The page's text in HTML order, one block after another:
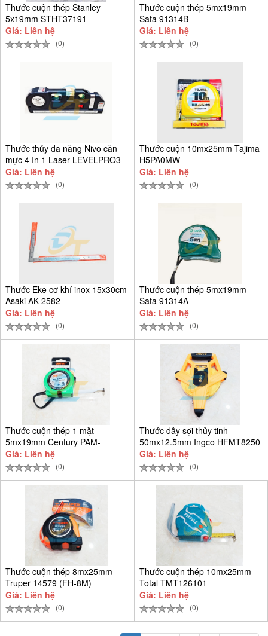
Thước cuộn thép Stanley
5x19mm STHT37191
Giá: Liên hệ
(0)
Thước cuộn thép 5mx19mm
Sata 91314B
Giá: Liên hệ
(0)
Thước thủy đa năng Nivo căn
mực 4 In 1 Laser LEVELPRO3
Giá: Liên hệ
(0)
Thước cuộn 10mx25mm Tajima
H5PA0MW
Giá: Liên hệ
(0)
Thước Eke cơ khí inox 15x30cm
Asaki AK-2582
Giá: Liên hệ
(0)
Thước cuộn thép 5mx19mm
Sata 91314A
Giá: Liên hệ
(0)
Thước cuộn thép 1 mặt
5mx19mm Century PAM-
CEN5M-T
Giá: Liên hệ
(0)
Thước dây sợi thủy tinh
50mx12.5mm Ingco HFMT8250
Giá: Liên hệ
(0)
Thước cuộn thép 8mx25mm
Truper 14579 (FH-8M)
Giá: Liên hệ
(0)
Thước cuộn thép 10mx25mm
Total TMT126101
Giá: Liên hệ
(0)